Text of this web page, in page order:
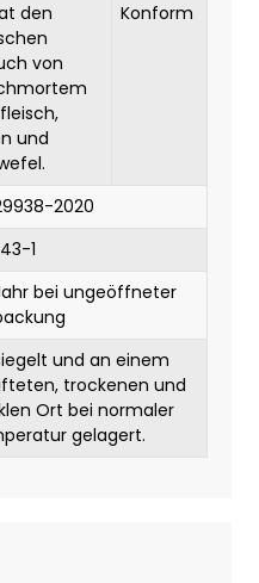
den
von
und
Konform
2020
1
bei ungeöffneter
und an einem
trockenen und
Ort bei normaler
gelagert.